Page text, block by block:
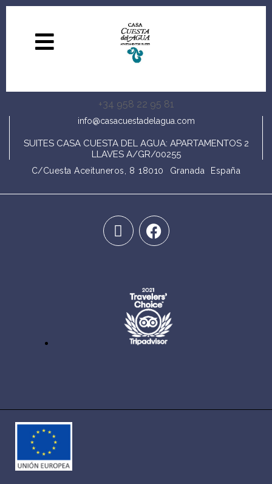
+34 958 22 95 81
info@casacuestadelagua.com
SUITES CASA CUESTA DEL AGUA: APARTAMENTOS 2
LLAVES A/GR/00255
C/Cuesta Aceituneros, 8 18010 Granada España